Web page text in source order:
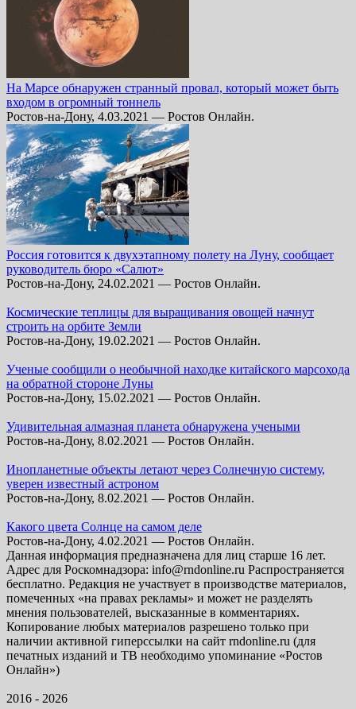
На Марсе обнаружен странный провал, который может быть
входом в огромный тоннель
Ростов-на-Дону, 4.03.2021 — Ростов Онлайн.
Россия готовится к двухэтапному полету на Луну, сообщает
руководитель бюро «Салют»
Ростов-на-Дону, 24.02.2021 — Ростов Онлайн.
Космические теплицы для выращивания овощей начнут
строить на орбите Земли
Ростов-на-Дону, 19.02.2021 — Ростов Онлайн.
Ученые сообщили о необычной находке китайского марсохода
на обратной стороне Луны
Ростов-на-Дону, 15.02.2021 — Ростов Онлайн.
Удивительная алмазная планета обнаружена учеными
Ростов-на-Дону, 8.02.2021 — Ростов Онлайн.
Инопланетные объекты летают через Солнечную систему,
уверен известный астроном
Ростов-на-Дону, 8.02.2021 — Ростов Онлайн.
Какого цвета Солнце на самом деле
Ростов-на-Дону, 4.02.2021 — Ростов Онлайн.
Данная информация предназначена для лиц старше 16 лет.
Адрес для Роскомнадзора: info@rndonline.ru Распространяется
бесплатно. Редакция не участвует в производстве материалов,
помеченных «на правах рекламы» и может не разделять
мнения пользователей, высказанные в комментариях.
Копирование любых материалов разрешено только при
наличии активной гиперссылки на сайт rndonline.ru (для
печатных изданий и ТВ необходимо упоминание «Ростов
Онлайн»)
2016 - 2026